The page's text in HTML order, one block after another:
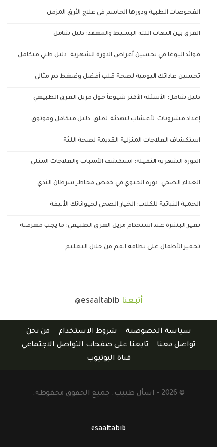
الفحوصات الطبية ودورها الحاسم في علاج الأرق المزمن
الفرق بين التهاب اللثة البسيط والمعقد: دليل شامل
فوائد اليوغا في تحسين أعراض الدورة الشهرية: دليل طبي متكامل
تحسين عاداتك اليومية لصحة قلب أفضل وضغط دم مثالي
دليل شامل: الأسئلة الأكثر شيوعاً حول مزيل العرق الطبيعي
إعداد مشروبات الأعشاب لتهدئة القلق: دليل متكامل وموثوق
استكشاف العلاجات المنزلية القديمة لصحة اللثة
الدورة الشهرية الثقيلة: استكشف الأسباب والعلاجات المثلى
الغذاء الصحي: دوره الحيوي في خفض مخاطر سرطان الثدي
الحمية النباتية للكلاب: الخيار الصحي لحيواناتك الأليفة
تغير البشرة عند استخدام مزيل العرق الطبيعي: ما يجب معرفته
تحفيز الأطفال على نظافة الفم من خلال التعليم
أتبعنا @esaaltabib
سياسة الخصوصية شروط الاستخدام
من نحن
تواصل معنا
تابعنا على صفحات التواصل الاجتماعي
قناة اليوتيوب
© 2026 - اسأل طبيب. جميع الحقوق محفوظة.
esaaltabib